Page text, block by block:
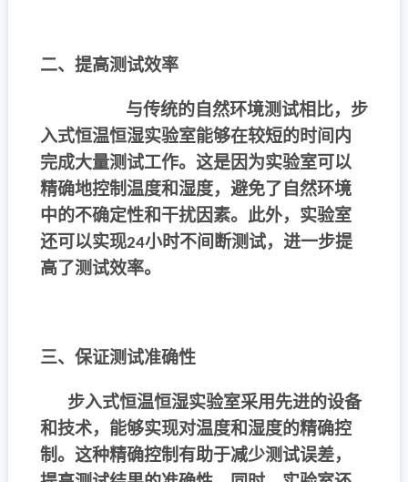
二、提高测试效率
与传统的自然环境测试相比，步
入式恒温恒湿实验室能够在较短的时间内
完成大量测试工作。这是因为实验室可以
精确地控制温度和湿度，避免了自然环境
中的不确定性和干扰因素。此外，实验室
还可以实现24小时不间断测试，进一步提
高了测试效率。
三、保证测试准确性
步入式恒温恒湿实验室采用先进的设备
和技术，能够实现对温度和湿度的精确控
制。这种精确控制有助于减少测试误差，